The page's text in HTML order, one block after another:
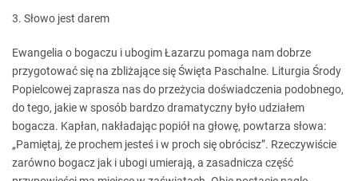
3. Słowo jest darem
Ewangelia o bogaczu i ubogim Łazarzu pomaga nam dobrze
przygotować się na zbliżające się Święta Paschalne. Liturgia Środy
Popielcowej zaprasza nas do przeżycia doświadczenia podobnego,
do tego, jakie w sposób bardzo dramatyczny było udziałem
bogacza. Kapłan, nakładając popiół na głowę, powtarza słowa:
„Pamiętaj, że prochem jesteś i w proch się obrócisz”. Rzeczywiście
zarówno bogacz jak i ubogi umierają, a zasadnicza część